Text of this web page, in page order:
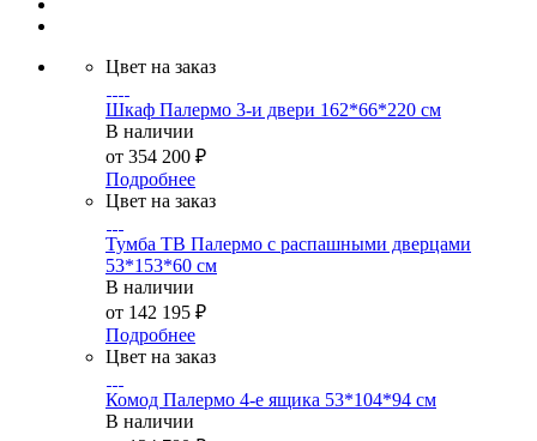
Цвет на заказ
Шкаф Палермо 3-и двери 162*66*220 см
В наличии
от 354 200 ₽
Подробнее
Цвет на заказ
Тумба ТВ Палермо с распашными дверцами
53*153*60 см
В наличии
от 142 195 ₽
Подробнее
Цвет на заказ
Комод Палермо 4-е ящика 53*104*94 см
В наличии